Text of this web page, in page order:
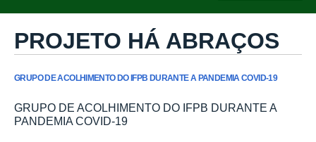
PROJETO HÁ ABRAÇOS
GRUPO DE ACOLHIMENTO DO IFPB DURANTE A PANDEMIA COVID-19
GRUPO DE ACOLHIMENTO DO IFPB DURANTE A
PANDEMIA COVID-19